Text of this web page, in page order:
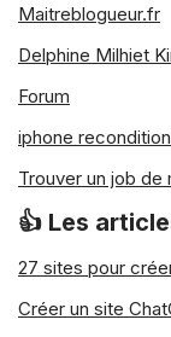
Maitreblogueur.fr
Delphine Milhiet
Forum
iphone
Trouver un job de
👍 Les
27 sites pour
Créer un site